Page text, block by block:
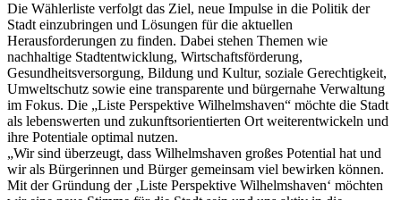
Die Wählerliste verfolgt das Ziel, neue Impulse in die Politik der
Stadt einzubringen und Lösungen für die aktuellen
Herausforderungen zu finden. Dabei stehen Themen wie
nachhaltige Stadtentwicklung, Wirtschaftsförderung,
Gesundheitsversorgung, Bildung und Kultur, soziale Gerechtigkeit,
Umweltschutz sowie eine transparente und bürgernahe Verwaltung
im Fokus. Die „Liste Perspektive Wilhelmshaven“ möchte die Stadt
als lebenswerten und zukunftsorientierten Ort weiterentwickeln und
ihre Potentiale optimal nutzen.
„Wir sind überzeugt, dass Wilhelmshaven großes Potential hat und
wir als Bürgerinnen und Bürger gemeinsam viel bewirken können.
Mit der Gründung der ‚Liste Perspektive Wilhelmshaven‘ möchten